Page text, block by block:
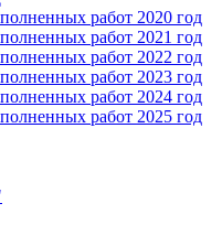
работ 2020 год
работ 2021 год
работ 2022 год
работ 2023 год
работ 2024 год
работ 2025 год